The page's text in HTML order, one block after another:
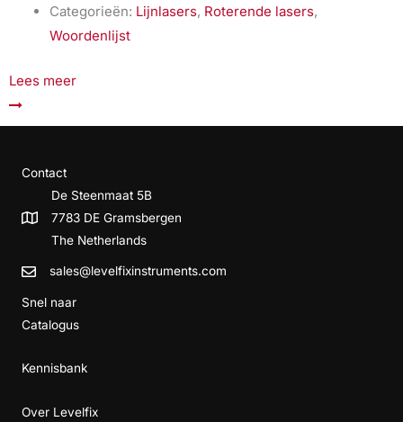
Categorieën: Lijnlasers, Roterende lasers,
Woordenlijst
Lees meer
Contact
De Steenmaat 5B
7783 DE Gramsbergen
The Netherlands
sales@levelfixinstruments.com
Snel naar
Catalogus
Kennisbank
Over Levelfix